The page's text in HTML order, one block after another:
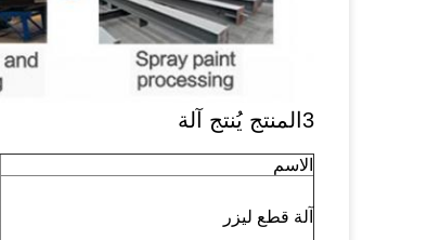
3المنتج يُنتج آلة
الاسم
آلة قطع ليزر